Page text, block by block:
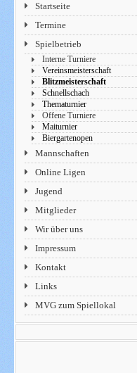
Startseite
Termine
Spielbetrieb
Interne Turniere
Vereinsmeisterschaft
Blitzmeisterschaft
Schnellschach
Thematurnier
Offene Turniere
Maiturnier
Biergartenopen
Mannschaften
Online Ligen
Jugend
Mitglieder
Wir über uns
Impressum
Kontakt
Links
MVG zum Spiellokal